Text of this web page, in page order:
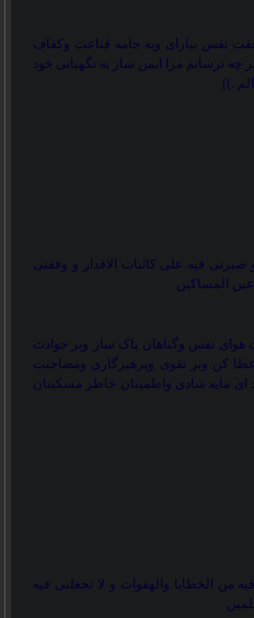
نفس بیارای وبه جامه قناعت وکفاف
چه ترسانم مرا ایمن ساز به نگهبانی خود
.
صبرنی فیه علی کائنات الاقدار و وفقنی
عین المساکین
هوای نفس وگناهان پاک ساز وبر حوادث
کن وبر تقوی وپرهیزگاری ومصاحبت
ای مایه شادی واطمینان خاطر مسکینان
من الخطایا والهفوات و لا تجعلنی فیه